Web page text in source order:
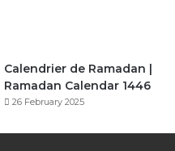
Calendrier de Ramadan |
Ramadan Calendar 1446
26 February 2025